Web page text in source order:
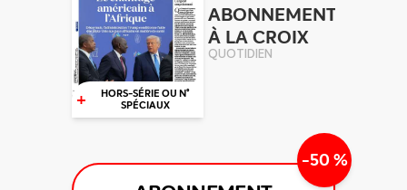
+
HORS-SÉRIE OU N°
SPÉCIAUX
ABONNEMENT
À LA CROIX
QUOTIDIEN
-50 %